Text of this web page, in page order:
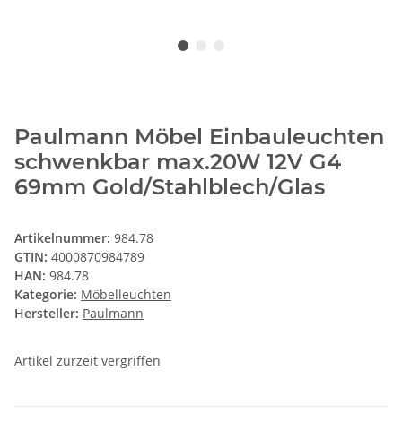
Paulmann Möbel Einbauleuchten
schwenkbar max.20W 12V G4
69mm Gold/Stahlblech/Glas
Artikelnummer: 984.78
GTIN: 4000870984789
HAN: 984.78
Kategorie: Möbelleuchten
Hersteller: Paulmann
Artikel zurzeit vergriffen